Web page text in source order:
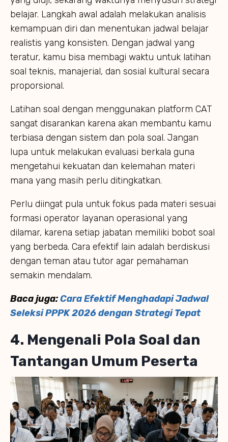
belajar. Langkah awal adalah melakukan analisis
kemampuan diri dan menentukan jadwal belajar
realistis yang konsisten. Dengan jadwal yang
teratur, kamu bisa membagi waktu untuk latihan
soal teknis, manajerial, dan sosial kultural secara
proporsional.
Latihan soal dengan menggunakan platform CAT
sangat disarankan karena akan membantu kamu
terbiasa dengan sistem dan pola soal. Jangan
lupa untuk melakukan evaluasi berkala guna
mengetahui kekuatan dan kelemahan materi
mana yang masih perlu ditingkatkan.
Perlu diingat pula untuk fokus pada materi sesuai
formasi operator layanan operasional yang
dilamar, karena setiap jabatan memiliki bobot soal
yang berbeda. Cara efektif lain adalah berdiskusi
dengan teman atau tutor agar pemahaman
semakin mendalam.
Baca juga:Cara Efektif Menghadapi Jadwal
Seleksi PPPK 2026 dengan Strategi Tepat
4. Mengenali Pola Soal dan
Tantangan Umum Peserta